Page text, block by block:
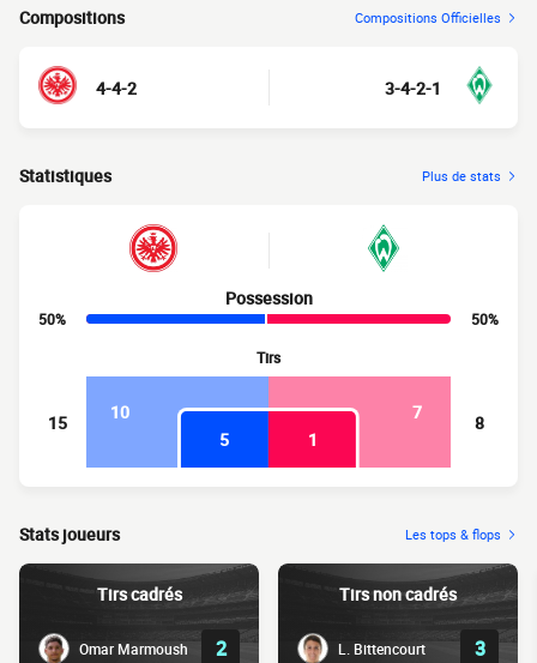
Compositions Compositions Officielles
4-4-2 3-4-2-1
Statistiques Plus de stats
Possession
50%
50%
Tirs
15 10
7
5
1
8
Stats joueurs Les tops & flops
Tirs cadrés
Omar Marmoush 2
Tirs non cadrés
L. Bittencourt 3